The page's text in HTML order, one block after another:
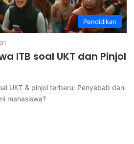
Pendidikan
31
ITB soal UKT dan Pinjol
UKT & pinjol terbaru: Penyebab dan
mahasiswa?